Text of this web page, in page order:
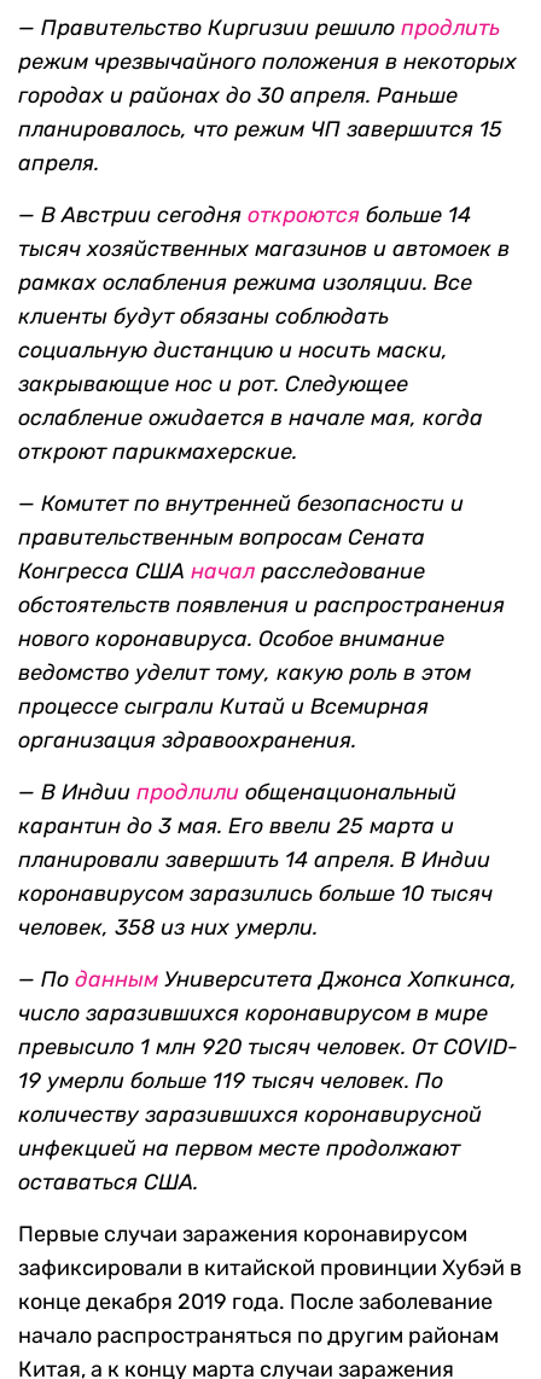
— Правительство Киргизии решило продлить
режим чрезвычайного положения в некоторых
городах и районах до 30 апреля. Раньше
планировалось, что режим ЧП завершится 15
апреля.
— В Австрии сегодня откроются больше 14
тысяч хозяйственных магазинов и автомоек в
рамках ослабления режима изоляции. Все
клиенты будут обязаны соблюдать
социальную дистанцию и носить маски,
закрывающие нос и рот. Следующее
ослабление ожидается в начале мая, когда
откроют парикмахерские.
— Комитет по внутренней безопасности и
правительственным вопросам Сената
Конгресса США начал расследование
обстоятельств появления и распространения
нового коронавируса. Особое внимание
ведомство уделит тому, какую роль в этом
процессе сыграли Китай и Всемирная
организация здравоохранения.
— В Индии продлили общенациональный
карантин до 3 мая. Его ввели 25 марта и
планировали завершить 14 апреля. В Индии
коронавирусом заразились больше 10 тысяч
человек, 358 из них умерли.
— По данным Университета Джонса Хопкинса,
число заразившихся коронавирусом в мире
превысило 1 млн 920 тысяч человек. От COVID-
19 умерли больше 119 тысяч человек. По
количеству заразившихся коронавирусной
инфекцией на первом месте продолжают
оставаться США.
Первые случаи заражения коронавирусом
зафиксировали в китайской провинции Хубэй в
конце декабря 2019 года. После заболевание
начало распространяться по другим районам
Китая, а к концу марта случаи заражения